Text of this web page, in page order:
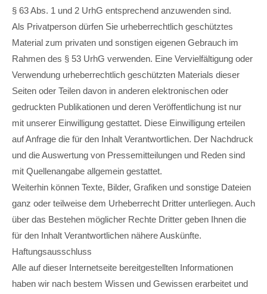
§ 63 Abs. 1 und 2 UrhG entsprechend anzuwenden sind.
Als Privatperson dürfen Sie urheberrechtlich geschütztes
Material zum privaten und sonstigen eigenen Gebrauch im
Rahmen des § 53 UrhG verwenden. Eine Vervielfältigung oder
Verwendung urheberrechtlich geschützten Materials dieser
Seiten oder Teilen davon in anderen elektronischen oder
gedruckten Publikationen und deren Veröffentlichung ist nur
mit unserer Einwilligung gestattet. Diese Einwilligung erteilen
auf Anfrage die für den Inhalt Verantwortlichen. Der Nachdruck
und die Auswertung von Pressemitteilungen und Reden sind
mit Quellenangabe allgemein gestattet.
Weiterhin können Texte, Bilder, Grafiken und sonstige Dateien
ganz oder teilweise dem Urheberrecht Dritter unterliegen. Auch
über das Bestehen möglicher Rechte Dritter geben Ihnen die
für den Inhalt Verantwortlichen nähere Auskünfte.
Haftungsausschluss
Alle auf dieser Internetseite bereitgestellten Informationen
haben wir nach bestem Wissen und Gewissen erarbeitet und